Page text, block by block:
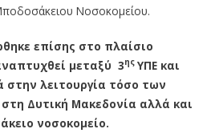
Νοσοκομείου.
επίσης στο πλαίσιο
μεταξύ 3ης ΥΠΕ και
λειτουργία τόσο των
Δυτική Μακεδονία αλλά και
νοσοκομείο.